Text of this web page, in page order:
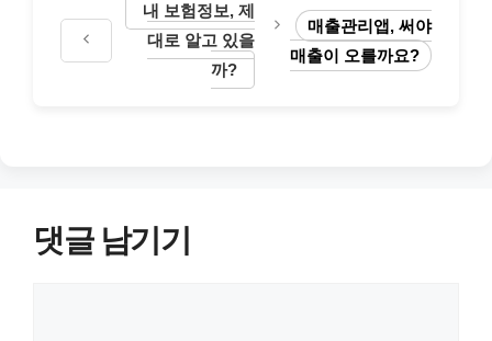
내 보험정보, 제
대로 알고 있을
까?
매출관리앱, 써야
매출이 오를까요?
댓글 남기기